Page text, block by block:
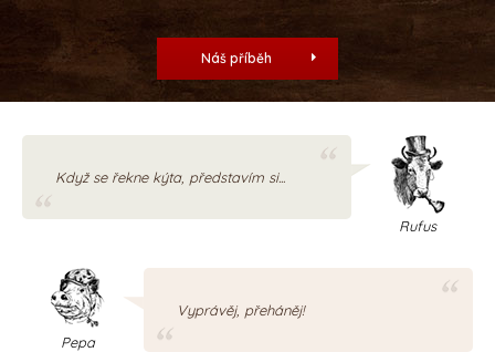
Náš příběh
Když se řekne kýta, představím si...
Rufus
Vyprávěj, přeháněj!
Pepa